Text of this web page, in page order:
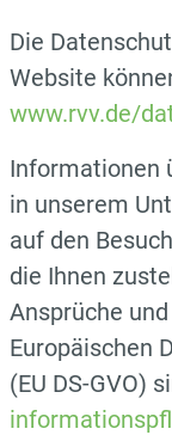
Die
Website
www.rvv.de/
Informationen
in unserem
auf den
die Ihnen
Ansprüche
Europäischen
(EU DS-GVO)